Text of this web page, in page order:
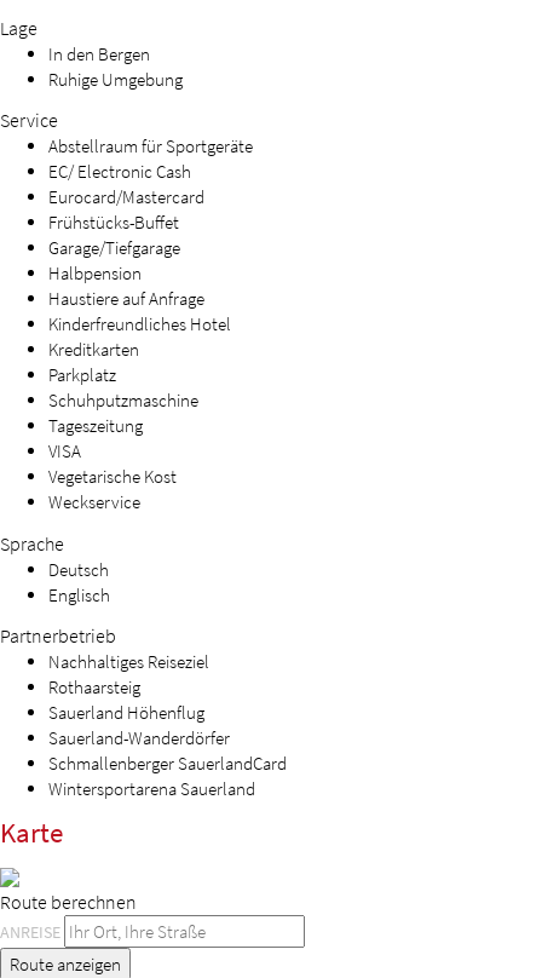
Lage
In den Bergen
Ruhige Umgebung
Service
Abstellraum für Sportgeräte
EC/ Electronic Cash
Eurocard/Mastercard
Frühstücks-Buffet
Garage/Tiefgarage
Halbpension
Haustiere auf Anfrage
Kinderfreundliches Hotel
Kreditkarten
Parkplatz
Schuhputzmaschine
Tageszeitung
VISA
Vegetarische Kost
Weckservice
Sprache
Deutsch
Englisch
Partnerbetrieb
Nachhaltiges Reiseziel
Rothaarsteig
Sauerland Höhenflug
Sauerland-Wanderdörfer
Schmallenberger SauerlandCard
Wintersportarena Sauerland
Karte
Route berechnen
ANREISE
Route anzeigen